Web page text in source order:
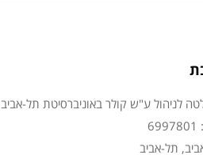
לניהול ע"ש קולר באוניברסיטת תל-אביב
תל-אביב